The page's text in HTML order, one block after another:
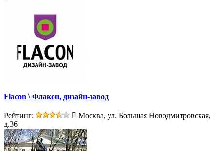
Flacon \ Флакон, дизайн-завод
Рейтинг:
Москва, ул. Большая Новодмитровская,
д.36